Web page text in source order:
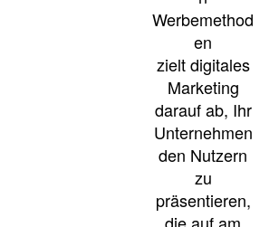
Werbemethod
en
zielt digitales
Marketing
darauf ab, Ihr
Unternehmen
den Nutzern
zu
präsentieren,